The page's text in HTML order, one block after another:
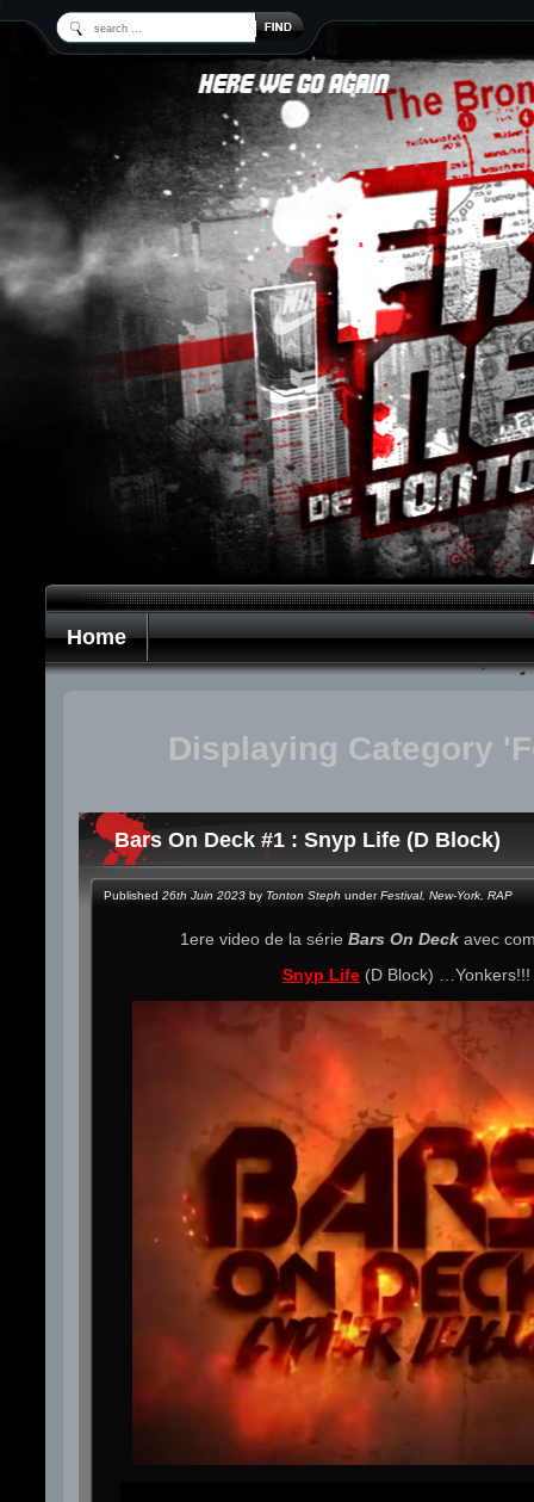
Home
Displaying Category
Bars On Deck #1 : Snyp Life (D Block)
Published 26th Juin 2023 by Tonton Steph underFestival, New-York RAP
1ere video de la série Bars On Deck avec
Snyp Life (D Block) …Yonkers!!!